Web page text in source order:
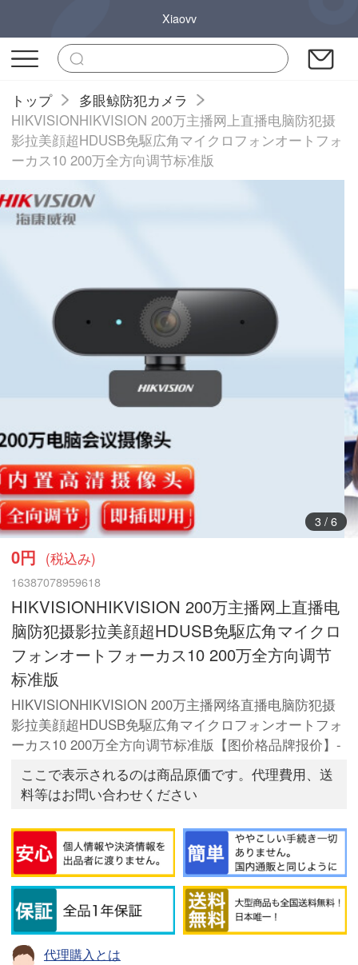
Xiaovv
トップ
多眼鲸防犯カメラ
HIKVISIONHIKVISION 200万主播网上直播电脑防犯摄
影拉美顔超HDUSB免駆広角マイクロフォンオートフォ
ーカス10 200万全方向调节标准版
3/ 6
0円 (税込み)
16387078959618
HIKVISIONHIKVISION 200万主播网上直播电
脑防犯摄影拉美顔超HDUSB免駆広角マイクロ
フォンオートフォーカス10 200万全方向调节
标准版
HIKVISIONHIKVISION 200万主播网络直播电脑防犯摄
影拉美顔超HDUSB免駆広角マイクロフォンオートフォ
ーカス10 200万全方向调节标准版【图价格品牌报价】-
ここで表示されるのは商品原価です。代理費用、送
料等はお問い合わせください
代理購入とは